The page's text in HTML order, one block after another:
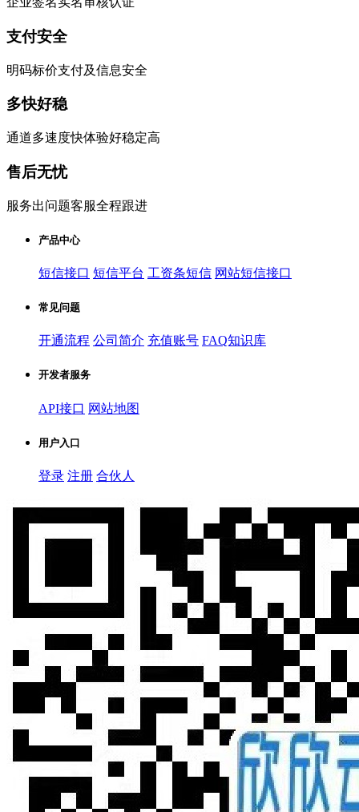
支付安全
明码标价支付及信息安全
多快好稳
通道多速度快体验好稳定高
售后无忧
服务出问题客服全程跟进
产品中心
短信接口 短信平台 工资条短信 网站短信接口
常见问题
开通流程 公司简介 充值账号 FAQ知识库
开发者服务
API接口 网站地图
用户入口
登录 注册 合伙人